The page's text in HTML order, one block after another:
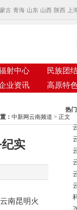
古 青海 山东 山西 陕西 上
射中心 民族团
业资讯 高原特
： 中新网云南频道 > 正文
实
南昆明火
热